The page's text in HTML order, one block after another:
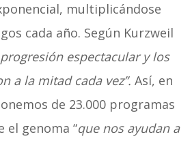
multiplicándose
cada año. Según Kurzweil
espectacular y los
a la mitad cada vez”. Así, en
de 23.000 programas
el genoma “que nos ayudan a